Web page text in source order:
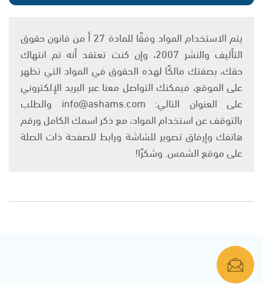
يتم الاستخدام المواد وفقًا للمادة 27 أ من قانون حقوق
التأليف والنشر 2007، وإن كنت تعتقد أنه تم انتهاك
حقك، بصفتك مالكًا لهذه الحقوق في المواد التي تظهر
على الموقع، فيمكنك التواصل معنا عبر البريد الإلكتروني
على العنوان التالي: info@ashams.com والطلب
بالتوقف عن استخدام المواد، مع ذكر اسمك الكامل ورقم
هاتفك وإرفاق تصوير للشاشة ورابط للصفحة ذات الصلة
على موقع الشمس. وشكرًا!